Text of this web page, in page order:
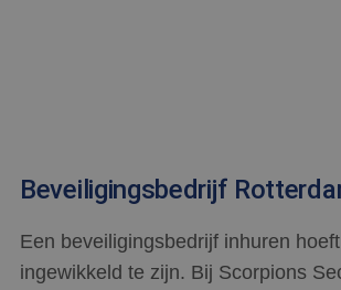
Beveiligingsbedrijf
Een beveiligingsbedrijf inhuren
ingewikkeld te zijn. Bij Scorpions